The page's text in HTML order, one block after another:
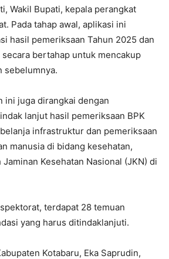
Wakil Bupati, kepala perangkat
Pada tahap awal, aplikasi ini
hasil pemeriksaan Tahun 2025 dan
bertahap untuk mencakup
sebelumnya.
ini juga dirangkai dengan
lanjut hasil pemeriksaan BPK
infrastruktur dan pemeriksaan
manusia di bidang kesehatan,
Kesehatan Nasional (JKN) di
terdapat 28 temuan
yang harus ditindaklanjuti.
Kotabaru, Eka Saprudin,